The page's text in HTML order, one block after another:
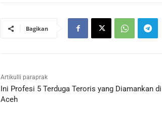
Bagikan
Artikulli paraprak
Ini Profesi 5 Terduga Teroris yang Diamankan di
Aceh